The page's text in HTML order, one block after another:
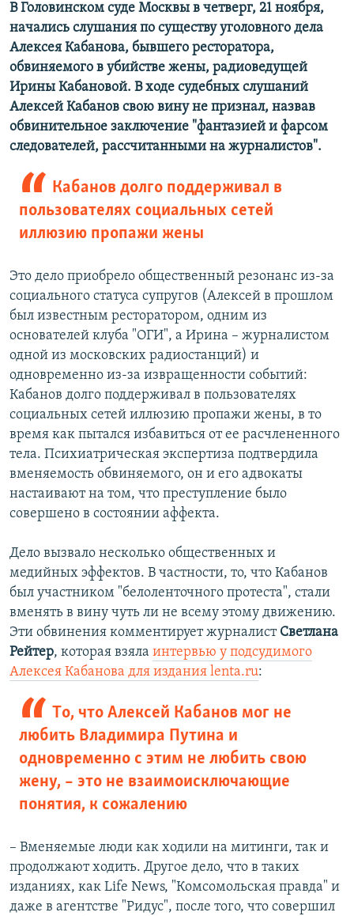
В Головинском суде Москвы в четверг, 21 ноября,
начались слушания по существу уголовного дела
Алексея Кабанова, бывшего ресторатора,
обвиняемого в убийстве жены, радиоведущей
Ирины Кабановой. В ходе судебных слушаний
Алексей Кабанов свою вину не признал, назвав
обвинительное заключение "фантазией и фарсом
следователей, рассчитанными на журналистов".
Кабанов долго поддерживал в
пользователях социальных сетей
иллюзию пропажи жены
Это дело приобрело общественный резонанс из-за
социального статуса супругов (Алексей в прошлом
был известным ресторатором, одним из
основателей клуба "ОГИ", а Ирина – журналистом
одной из московских радиостанций) и
одновременно из-за извращенности событий:
Кабанов долго поддерживал в пользователях
социальных сетей иллюзию пропажи жены, в то
время как пытался избавиться от ее расчлененного
тела. Психиатрическая экспертиза подтвердила
вменяемость обвиняемого, он и его адвокаты
настаивают на том, что преступление было
совершено в состоянии аффекта.
Дело вызвало несколько общественных и
медийных эффектов. В частности, то, что Кабанов
был участником "белоленточного протеста", стали
вменять в вину чуть ли не всему этому движению.
Эти обвинения комментирует журналист Светлана
Рейтер, которая взяла интервью у подсудимого
Алексея Кабанова для издания lenta.ru:
Tо, что Алексей Кабанов мог не
любить Владимира Путина и
одновременно с этим не любить свою
жену, – это не взаимоисключающие
понятия, к сожалению
– Вменяемые люди как ходили на митинги, так и
продолжают ходить. Другое дело, что в таких
изданиях, как Life News, "Комсомольская правда" и
даже в агентстве "Ридус", после того, что совершил